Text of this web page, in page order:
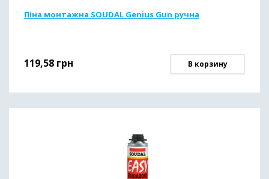
Піна монтажна SOUDAL Genius Gun ручна
119,58 грн В корзину